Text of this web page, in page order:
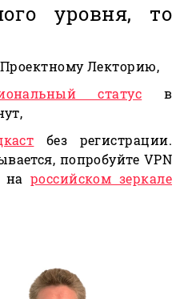
уровня, то
Лекторию,
статус в
без регистрации.
попробуйте VPN
на российском зеркале